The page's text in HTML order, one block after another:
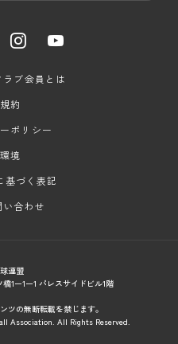
ブ会員とは
約
ポリシー
境
基づく表記
合わせ
連盟
1ー1ー1 パレスサイドビル1階
ツの無断転載を禁じます。
Association. All Rights Reserved.